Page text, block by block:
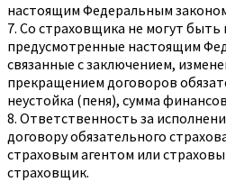
настоящим Федеральным
7. Со страховщика не могут быть
предусмотренные настоящим
связанные с заключением,
прекращением договоров
неустойка (пеня), сумма
8. Ответственность за
договору обязательного
страховым агентом или
страховщик.